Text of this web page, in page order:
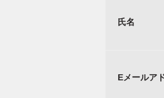
氏名
Eメールア